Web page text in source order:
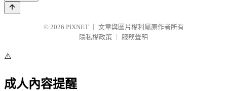
© 2026 PIXNET
文章與圖片權利屬原作者所有
隱私權政策
服務聲明
⚠️
成人內容提醒